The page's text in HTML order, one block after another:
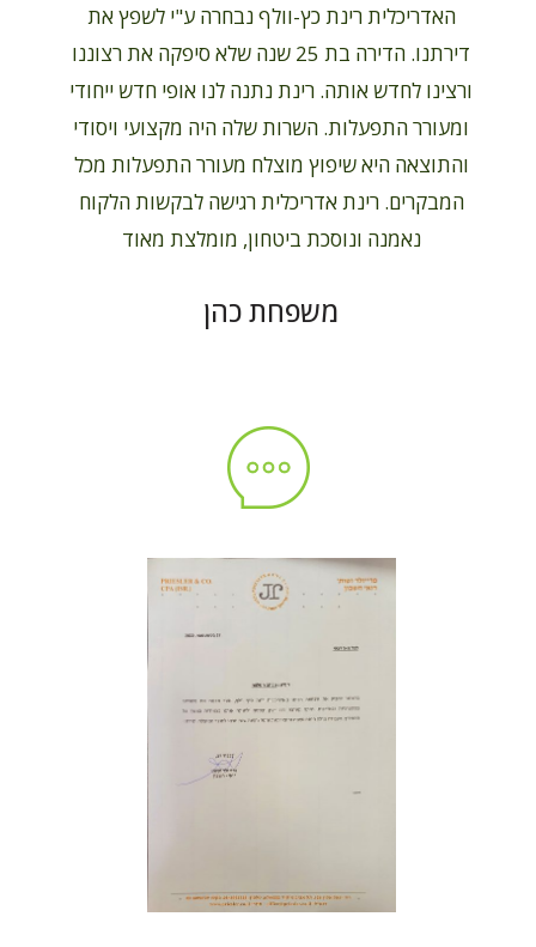
האדריכלית רינת כץ-וולף נבחרה ע"י לשפץ את
דירתנו. הדירה בת 25 שנה שלא סיפקה את רצוננו
ורצינו לחדש אותה. רינת נתנה לנו אופי חדש ייחודי
ומעורר התפעלות. השרות שלה היה מקצועי ויסודי
והתוצאה היא שיפוץ מוצלח מעורר התפעלות מכל
המבקרים. רינת אדריכלית רגישה לבקשות הלקוח
נאמנה ונוסכת ביטחון, מומלצת מאוד
משפחת כהן